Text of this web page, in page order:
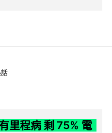
里程病 剩 75% 電